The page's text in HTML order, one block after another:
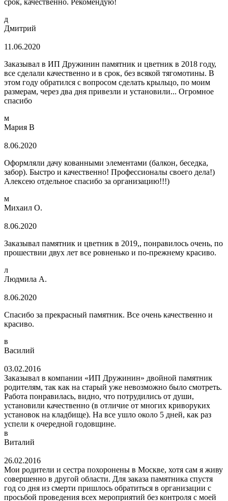
д
Дмитрий
11.06.2020
Заказывал в ИП Дружинин памятник и цветник в 2018 году,
все сделали качественно и в срок, без всякой тягомотины. В
этом году обратился с вопросом сделать крыльцо, по моим
размерам, через два дня привезли и установили... Огромное
спасибо
м
Мария В
8.06.2020
Оформляли дачу кованными элементами (балкон, беседка,
забор). Быстро и качественно! Профессионалы своего дела!)
Алексею отдельное спасибо за организацию!!!)
м
Михаил О.
8.06.2020
Заказывал памятник и цветник в 2019,, понравилось очень, по
прошествии двух лет все ровненько и по-прежнему красиво.
л
Людмила А.
8.06.2020
Спасибо за прекрасный памятник. Все очень качественно и
красиво.
в
Василий
03.02.2016
Заказывал в компании «ИП Дружинин» двойной памятник
родителям, так как на старый уже невозможно было смотреть.
Работа понравилась, видно, что потрудились от души,
установили качественно (в отличие от многих криворуких
установок на кладбище). На все ушло около 5 дней, как раз
успели к очередной годовщине.
в
Виталий
26.02.2016
Мои родители и сестра похоронены в Москве, хотя сам я живу
совершенно в другой области. Для заказа памятника спустя
год со дня из смерти пришлось обратиться в организации с
просьбой проведения всех мероприятий без контроля с моей